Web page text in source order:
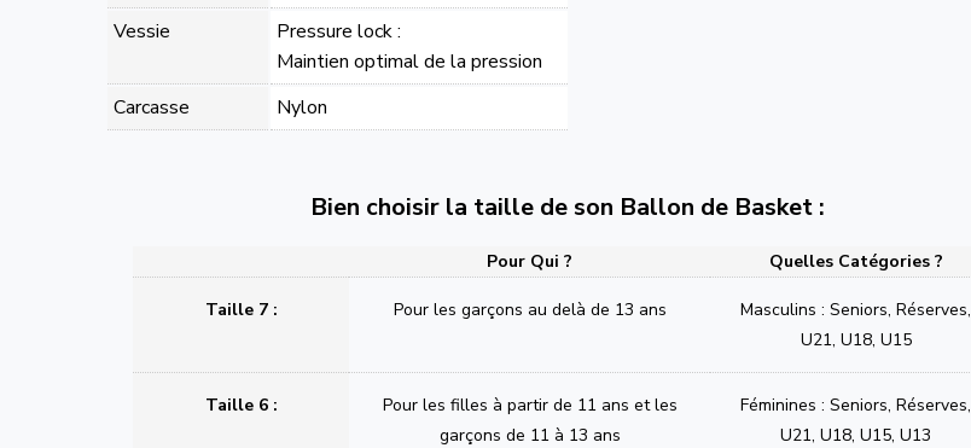
Vessie
Pressure lock :
Maintien optimal de la pression
Carcasse
Nylon
Bien choisir la taille de son Ballon de Basket :
Pour Qui ? Quelles Catégories ?
Taille 7 : Pour les garçons au delà de 13 ans
Masculins : Seniors, Réserves,
U21, U18, U15
Taille 6 :
Pour les filles à partir de 11 ans et les
garçons de 11 à 13 ans
Féminines : Seniors, Réserves,
U21, U18, U15, U13